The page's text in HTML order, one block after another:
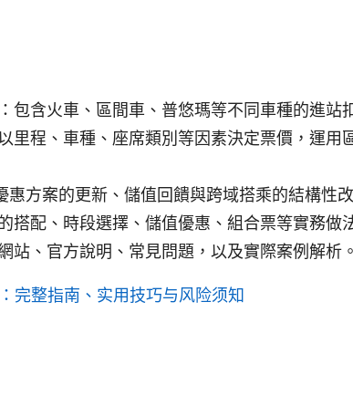
包含火車、區間車、普悠瑪等不同車種的進站
里程、車種、座席類別等因素決定票價，運用
方案的更新、儲值回饋與跨域搭乘的結構性改
搭配、時段選擇、儲值優惠、組合票等實務做
站、官方說明、常見問題，以及實際案例解析。
完整指南、实用技巧与风险须知